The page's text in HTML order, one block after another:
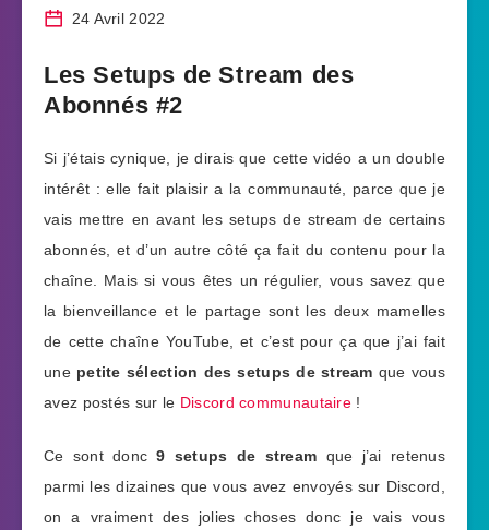
24 Avril 2022
Les Setups de Stream des
Abonnés #2
Si j’étais cynique, je dirais que cette vidéo a un double
intérêt : elle fait plaisir a la communauté, parce que je
vais mettre en avant les setups de stream de certains
abonnés, et d’un autre côté ça fait du contenu pour la
chaîne. Mais si vous êtes un régulier, vous savez que
la bienveillance et le partage sont les deux mamelles
de cette chaîne YouTube, et c’est pour ça que j’ai fait
une petite sélection des setups de stream que vous
avez postés sur le Discord communautaire !
Ce sont donc9 setups de stream que j’ai retenus
parmi les dizaines que vous avez envoyés sur Discord,
on a vraiment des jolies choses donc je vais vous